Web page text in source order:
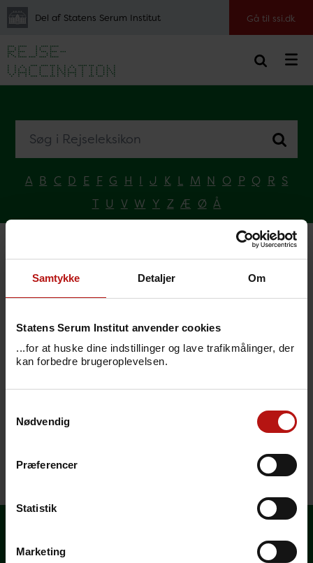
Samtykke Detaljer Om
Statens Serum Institut anvender cookies
...for at huske dine indstillinger og lave trafikmålinger, der
kan forbedre brugeroplevelsen.
Nødvendig
Præferencer
Statistik
Marketing
Del af Statens Serum Institut Gå til ssi.dk
A B C D E F G H I J K L M N O P Q R S
T U V W Y Z Æ Ø Å
Australien
Her kan du se, hvilke vaccinationer og evt.
forebyggelse mod malaria, der anbefales
Anbefalingerne tager udgangspunkt
irejselængde og rejsetype
Vælg land